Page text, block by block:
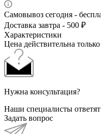
Самовывоз сегодня -
Доставка завтра - 500 ₽
Характеристики
Цена действительна
Нужна консультация?
Наши специалисты
Задать вопрос